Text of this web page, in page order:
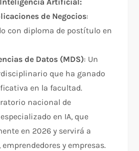
de Negocios:
con diploma de postítulo en
de Datos (MDS): Un
que ha ganado
en la facultad.​
nacional de
en IA, que
en 2026 y servirá a
y empresas.​